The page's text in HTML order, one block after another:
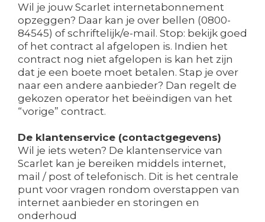
Wil je jouw Scarlet internetabonnement
opzeggen? Daar kan je over bellen (0800-
84545) of schriftelijk/e-mail. Stop: bekijk goed
of het contract al afgelopen is. Indien het
contract nog niet afgelopen is kan het zijn
dat je een boete moet betalen. Stap je over
naar een andere aanbieder? Dan regelt de
gekozen operator het beëindigen van het
“vorige” contract.
De klantenservice (contactgegevens)
Wil je iets weten? De klantenservice van
Scarlet kan je bereiken middels internet,
mail / post of telefonisch. Dit is het centrale
punt voor vragen rondom overstappen van
internet aanbieder en storingen en
onderhoud